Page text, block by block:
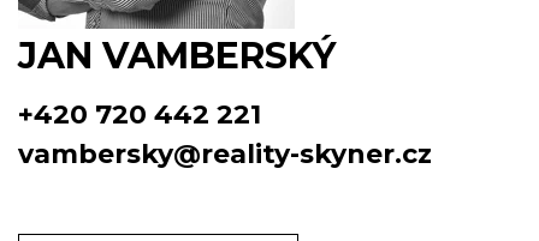
JAN VAMBERSKÝ
+420 720 442 221
vambersky@reality-skyner.cz